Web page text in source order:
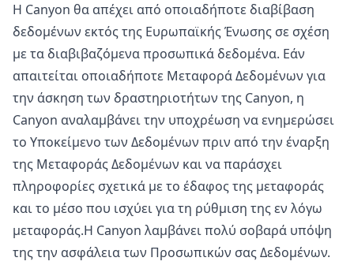
Η Canyon θα απέχει από οποιαδήποτε διαβίβαση
δεδομένων εκτός της Ευρωπαϊκής Ένωσης σε σχέση
με τα διαβιβαζόμενα προσωπικά δεδομένα. Εάν
απαιτείται οποιαδήποτε Μεταφορά Δεδομένων για
την άσκηση των δραστηριοτήτων της Canyon, η
Canyon αναλαμβάνει την υποχρέωση να ενημερώσει
το Υποκείμενο των Δεδομένων πριν από την έναρξη
της Μεταφοράς Δεδομένων και να παράσχει
πληροφορίες σχετικά με το έδαφος της μεταφοράς
και το μέσο που ισχύει για τη ρύθμιση της εν λόγω
μεταφοράς.Η Canyon λαμβάνει πολύ σοβαρά υπόψη
της την ασφάλεια των Προσωπικών σας Δεδομένων.